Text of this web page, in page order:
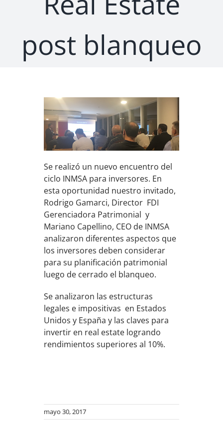
post blanqueo
Se realizó un nuevo encuentro del
ciclo INMSA para inversores. En
esta oportunidad nuestro invitado,
Rodrigo Gamarci, Director FDI
Gerenciadora Patrimonial y
Mariano Capellino, CEO de INMSA
analizaron diferentes aspectos que
los inversores deben considerar
para su planificación patrimonial
luego de cerrado el blanqueo.
Se analizaron las estructuras
legales e impositivas en Estados
Unidos y España y las claves para
invertir en real estate logrando
rendimientos superiores al 10%.
mayo 30, 2017